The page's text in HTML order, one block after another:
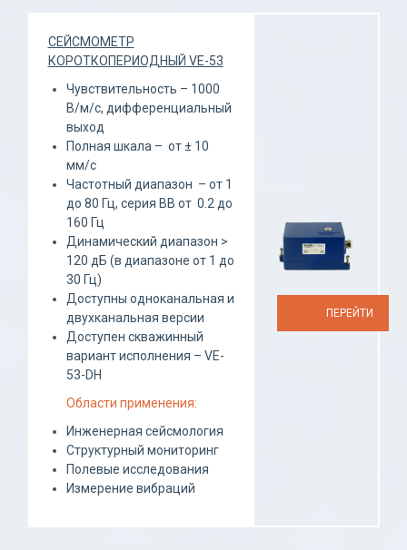
СЕЙСМОМЕТР
КОРОТКОПЕРИОДНЫЙ VE-53
Чувствительность – 1000
В/м/с, дифференциальный
выход
Полная шкала – от ± 10
мм/с
Частотный диапазон – от 1
до 80 Гц, серия ВВ от 0.2 до
160 Гц
Динамический диапазон >
120 дБ (в диапазоне от 1 до
30 Гц)
Доступны одноканальная и
двухканальная версии
Доступен скважинный
вариант исполнения – VE-
53-DH
Области применения:
Инженерная сейсмология
Структурный мониторинг
Полевые исследования
Измерение вибраций
ПЕРЕЙТИ